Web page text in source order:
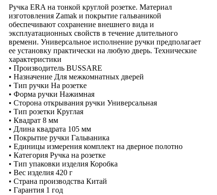
Ручка ERA на тонкой круглой розетке. Материал
изготовления Zamak и покрытие гальваникой
обеспечивают сохранение внешнего вида и
эксплуатационных свойств в течение длительного
времени. Универсальное исполнение ручки предполагает
ее установку практически на любую дверь. Технические
характеристики
• Производитель BUSSARE
• Назначение Для межкомнатных дверей
• Тип ручки На розетке
• Форма ручки Нажимная
• Сторона открывания ручки Универсальная
• Тип розетки Круглая
• Квадрат 8 мм
• Длина квадрата 105 мм
• Покрытие ручки Гальваника
• Единицы измерения комплект на дверное полотно
• Категория Ручка на розетке
• Тип упаковки изделия Коробка
• Вес изделия 420 г
• Страна производства Китай
• Гарантия 1 год